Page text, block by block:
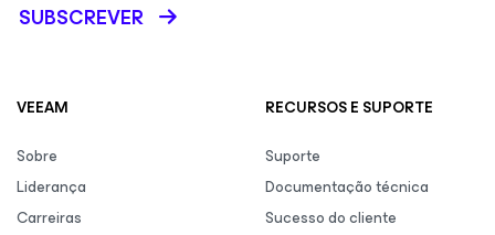
SUBSCREVER
VEEAM
Sobre
Liderança
Carreiras
RECURSOS E SUPORTE
Suporte
Documentação técnica
Sucesso do cliente